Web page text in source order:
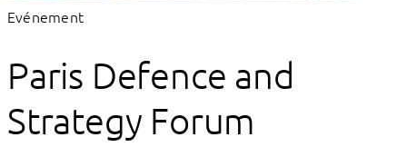
Evénement
Paris Defence and
Strategy Forum